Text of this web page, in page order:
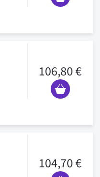
106,80 €
104,70 €